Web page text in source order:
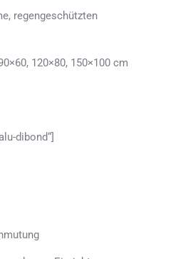
regengeschützten
120×80, 150×100 cm
dibond“]